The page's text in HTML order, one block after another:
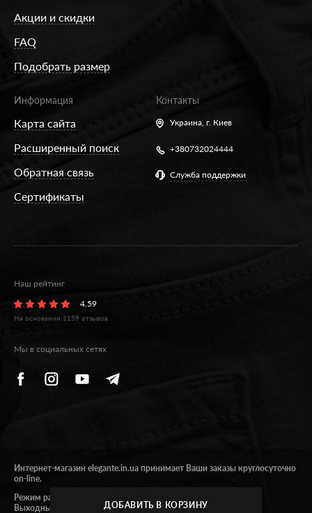
ДОБАВИТЬ В КОРЗИНУ
Акции и скидки
FAQ
Подобрать размер
Информация
Карта сайта
Расширенный поиск
Обратная связь
Сертификаты
Контакты
Украина, г. Киев
+380732024444
Служба поддержки
Наш рейтинг
4.59
На основании 1159 отзывов
Мы в социальных сетях
Интернет-магазин elegante.in.ua принимает Ваши заказы круглосуточно
on-line.
Режим работы 09:00 - 17:00.
Выходные суббота и воскресенье.